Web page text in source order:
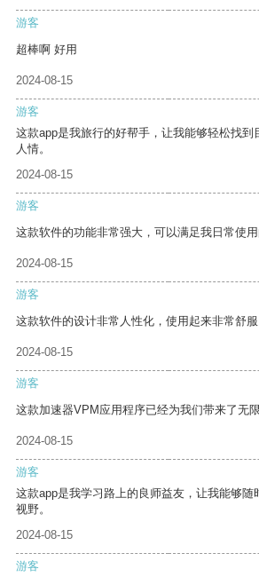
游客
超棒啊 好用
2024-08-15
游客
这款app是我旅行的好帮手，让我能够轻松找到
人情。
2024-08-15
游客
这款软件的功能非常强大，可以满足我日常使用
2024-08-15
游客
这款软件的设计非常人性化，使用起来非常舒服
2024-08-15
游客
这款加速器VPM应用程序已经为我们带来了无限
2024-08-15
游客
这款app是我学习路上的良师益友，让我能够随
视野。
2024-08-15
游客